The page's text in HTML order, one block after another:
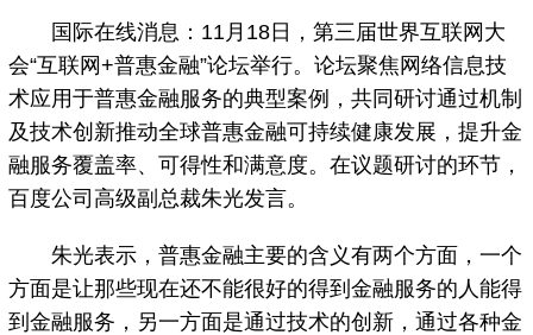
国际在线消息：11月18日，第三届世界互联网大
会“互联网+普惠金融”论坛举行。论坛聚焦网络信息技
术应用于普惠金融服务的典型案例，共同研讨通过机制
及技术创新推动全球普惠金融可持续健康发展，提升金
融服务覆盖率、可得性和满意度。在议题研讨的环节，
百度公司高级副总裁朱光发言。
朱光表示，普惠金融主要的含义有两个方面，一个
方面是让那些现在还不能很好的得到金融服务的人能得
到金融服务，另一方面是通过技术的创新，通过各种金